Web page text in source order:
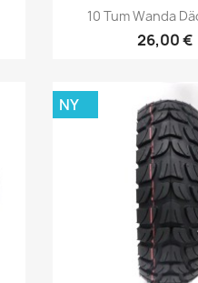

10 Tum Wanda
26,00 €
NY